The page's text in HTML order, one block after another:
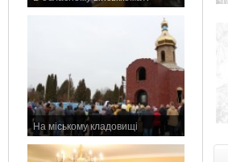
На міському кладовищі